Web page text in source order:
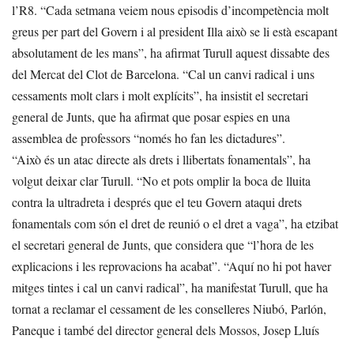
l’R8. “Cada setmana veiem nous episodis d’incompetència molt
greus per part del Govern i al president Illa això se li està escapant
absolutament de les mans”, ha afirmat Turull aquest dissabte des
del Mercat del Clot de Barcelona. “Cal un canvi radical i uns
cessaments molt clars i molt explícits”, ha insistit el secretari
general de Junts, que ha afirmat que posar espies en una
assemblea de professors “només ho fan les dictadures”.
“Això és un atac directe als drets i llibertats fonamentals”, ha
volgut deixar clar Turull. “No et pots omplir la boca de lluita
contra la ultradreta i després que el teu Govern ataqui drets
fonamentals com són el dret de reunió o el dret a vaga”, ha etzibat
el secretari general de Junts, que considera que “l’hora de les
explicacions i les reprovacions ha acabat”. “Aquí no hi pot haver
mitges tintes i cal un canvi radical”, ha manifestat Turull, que ha
tornat a reclamar el cessament de les conselleres Niubó, Parlón,
Paneque i també del director general dels Mossos, Josep Lluís